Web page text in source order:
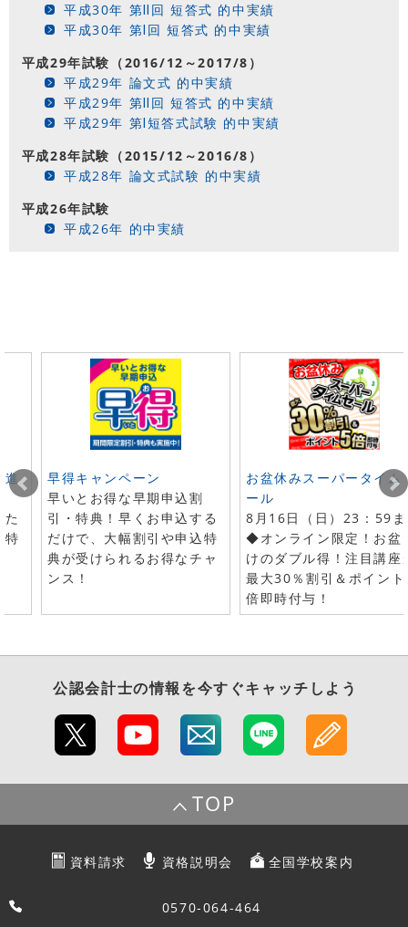
平成30年 第Ⅱ回 短答式 的中実績
平成30年 第Ⅰ回 短答式 的中実績
平成29年試験（2016/12～2017/8）
平成29年 論文式 的中実績
平成29年 第Ⅱ回 短答式 的中実績
平成29年 第Ⅰ短答式試験 的中実績
平成28年試験（2015/12～2016/8）
平成28年 論文式試験 的中実績
平成26年試験
平成26年 的中実績
進
特
早得キャンペーン
早いとお得な早期申込割
引・特典！早くお申込する
だけで、大幅割引や申込特
典が受けられるお得なチャ
ンス！
お盆休みスーパータイム
ール
8月16日（日）23：59
◆オンライン限定！お盆
けのダブル得！注目講座
最大30％割引＆ポイン
倍即時付与！
公認会計士の情報を今すぐキャッチしよう
TOP
資料請求 資格説明会 全国学校案内
0570-064-464